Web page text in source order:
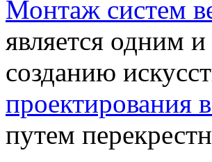
Монтаж систем
является одним
созданию
проектирования
путем